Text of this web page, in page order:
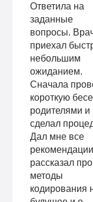
Ответила на
заданные
вопросы.
приехал
небольшим
ожиданием.
Сначала
короткую
родителями и
сделал
Дал мне все
рассказал про
методы
кодирования